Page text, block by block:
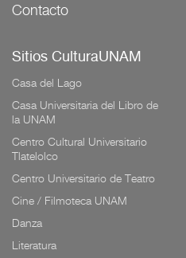
Contacto
Sitios CulturaUNAM
Casa del Lago
Casa Universitaria del Libro de
la UNAM
Centro Cultural Universitario
Tlatelolco
Centro Universitario de Teatro
Cine / Filmoteca UNAM
Danza
Literatura